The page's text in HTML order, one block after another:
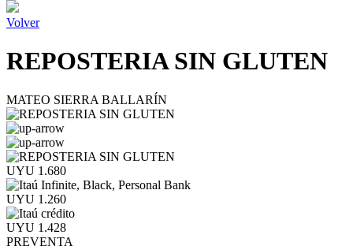
Volver
REPOSTERIA SIN GLUTEN
MATEO SIERRA BALLARÍN
UYU 1.680
UYU 1.260
UYU 1.428
PREVENTA